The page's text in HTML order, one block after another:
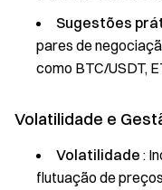
Sugestões
pares de
como BTC/USDT,
Volatilidade e
Volatilidade :
flutuação de